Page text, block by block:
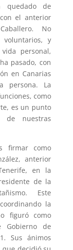
quedado de
el anterior
No
voluntarios, y
personal,
pasado, con
en Canarias
persona. La
como
es un punto
de nuestras
firmar como
anterior
en la
de la
Este
la
figuró como
Gobierno de
Sus ánimos